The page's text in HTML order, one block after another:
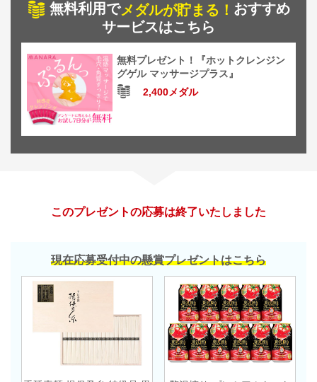
無料利用でメダルが貯まる！ おすすめ
サービスはこちら
無料プレゼント！『ホットクレンジン
グゲル マッサージプラス』
2,400メダル
このプレゼントの応募は終了いたしました
現在応募受付中の懸賞プレゼントはこちら